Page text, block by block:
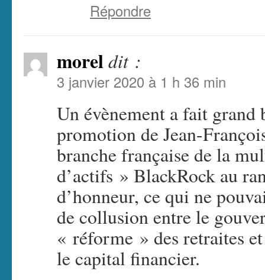
Répondre
morel dit :
3 janvier 2020 à 1 h 36 min
Un évènement a fait
promotion de Jean-
branche française de la
d’actifs » BlackRock au
d’honneur, ce qui ne
de collusion entre le
« réforme » des retraites
le capital financier.